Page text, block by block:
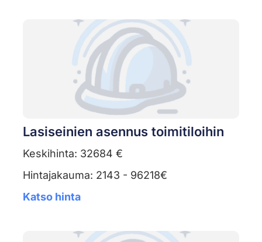
Lasiseinien asennus toimitiloihin
Keskihinta: 32684 €
Hintajakauma: 2143 - 96218€
Katso hinta